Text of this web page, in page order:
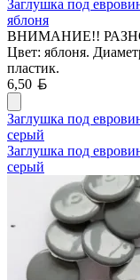
Заглушка под
яблоня
ВНИМАНИЕ!!
Цвет: яблоня.
пластик.
6,50
Заглушка под
серый
Заглушка под
серый